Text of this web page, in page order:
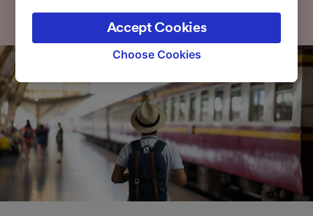
the privacy policy page. These choices will be
signaled to our partners and will not affect
browsing data. Your data will not be used for
track you.
We and our partners process data to provide:
Use precise geolocation data. Actively scan
device characteristics for identification. Store
and/or access information on a device.
Personalised advertising and content,
advertising and content measurement,
audience research and services development.
Choose Cookies
Accept Cookies